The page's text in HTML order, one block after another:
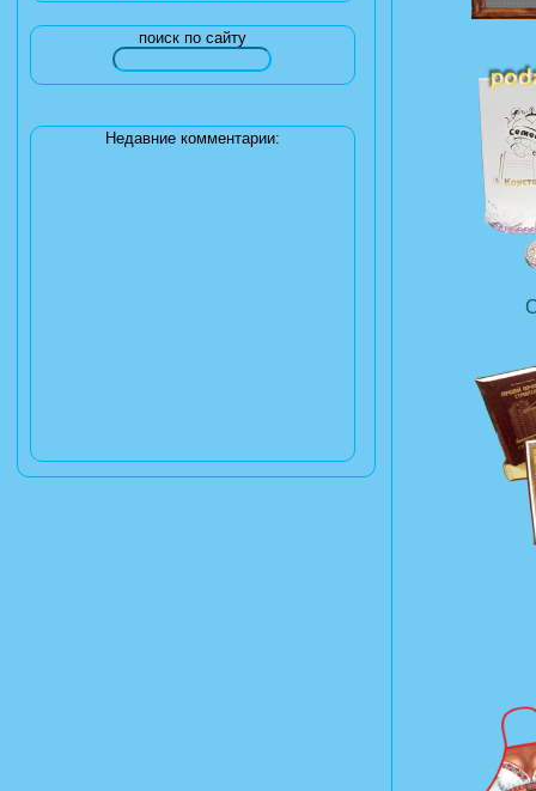
поиск по сайту
Недавние комментарии: